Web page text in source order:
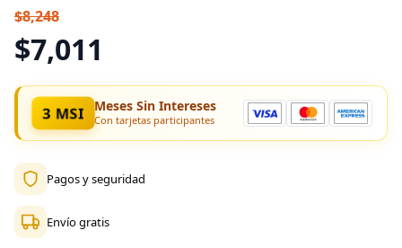
$8,248
$7,011
3 MSI Meses Sin Intereses
Con tarjetas participantes
Pagos y seguridad
Envío gratis